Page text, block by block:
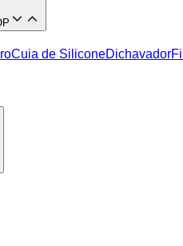
Cuia de SiliconeDichavador